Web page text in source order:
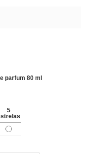
parfum 80 ml
5